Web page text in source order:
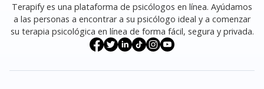
Terapify es una plataforma de psicólogos en línea. Ayúdamos
a las personas a encontrar a su psicólogo ideal y a comenzar
su terapia psicológica en línea de forma fácil, segura y privada.